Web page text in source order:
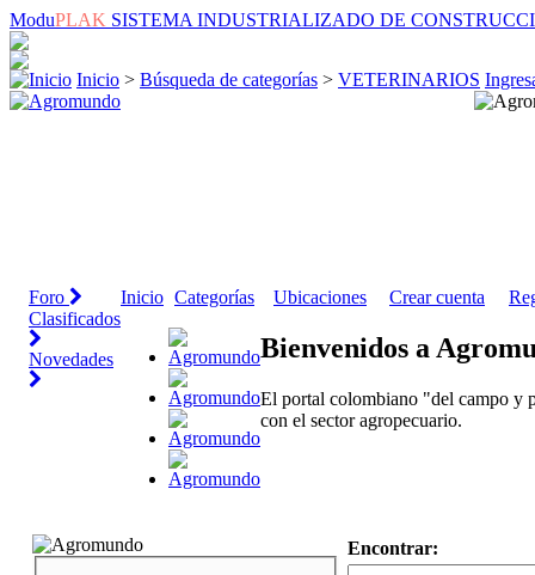
ModuPLAK SISTEMA INDUSTRIALIZADO DE
Inicio > Búsqueda de categorías > VETERINARIOS
Foro
Clasificados
Novedades
Inicio Categorías Ubicaciones Crear cuenta
Bienvenidos a
El portal colombiano "del campo y
con el sector agropecuario.
Encontrar: